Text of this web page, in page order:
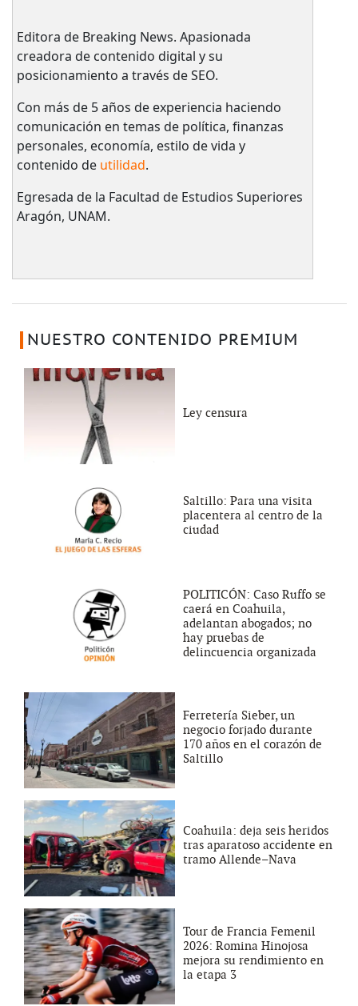
Editora de Breaking News. Apasionada
creadora de contenido digital y su
posicionamiento a través de SEO.
Con más de 5 años de experiencia haciendo
comunicación en temas de política, finanzas
personales, economía, estilo de vida y
contenido de utilidad.
Egresada de la Facultad de Estudios Superiores
Aragón, UNAM.
NUESTRO CONTENIDO PREMIUM
Ley censura
Saltillo: Para una visita
placentera al centro de la
ciudad
POLITICÓN: Caso Ruffo se
caerá en Coahuila,
adelantan abogados; no
hay pruebas de
delincuencia organizada
Ferretería Sieber, un
negocio forjado durante
170 años en el corazón de
Saltillo
Coahuila: deja seis heridos
tras aparatoso accidente en
tramo Allende–Nava
Tour de Francia Femenil
2026: Romina Hinojosa
mejora su rendimiento en
la etapa 3